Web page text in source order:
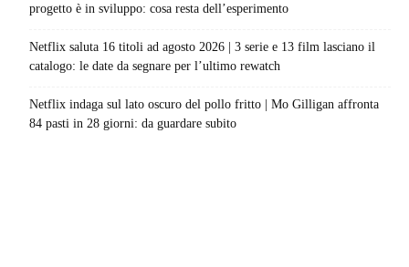
progetto è in sviluppo: cosa resta dell’esperimento
Netflix saluta 16 titoli ad agosto 2026 | 3 serie e 13 film lasciano il
catalogo: le date da segnare per l’ultimo rewatch
Netflix indaga sul lato oscuro del pollo fritto | Mo Gilligan affronta
84 pasti in 28 giorni: da guardare subito